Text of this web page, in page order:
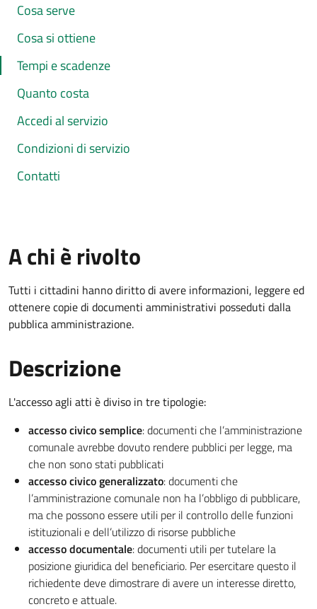
Cosa serve
Cosa si ottiene
Tempi e scadenze
Quanto costa
Accedi al servizio
Condizioni di servizio
Contatti
A chi è rivolto
Tutti i cittadini hanno diritto di avere informazioni, leggere ed
ottenere copie di documenti amministrativi posseduti dalla
pubblica amministrazione.
Descrizione
L'accesso agli atti è diviso in tre tipologie:
accesso civico semplice: documenti che l’amministrazione
comunale avrebbe dovuto rendere pubblici per legge, ma
che non sono stati pubblicati
accesso civico generalizzato: documenti che
l’amministrazione comunale non ha l’obbligo di pubblicare,
ma che possono essere utili per il controllo delle funzioni
istituzionali e dell’utilizzo di risorse pubbliche
accesso documentale: documenti utili per tutelare la
posizione giuridica del beneficiario. Per esercitare questo il
richiedente deve dimostrare di avere un interesse diretto,
concreto e attuale.